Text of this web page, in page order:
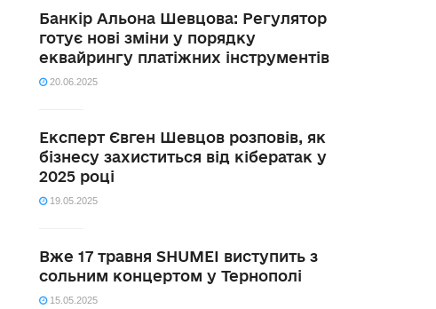
Банкір Альона Шевцова: Регулятор
готує нові зміни у порядку
еквайрингу платіжних інструментів
20.06.2025
Експерт Євген Шевцов розповів, як
бізнесу захиститься від кібератак у
2025 році
19.05.2025
Вже 17 травня SHUMEI виступить з
сольним концертом у Тернополі
15.05.2025